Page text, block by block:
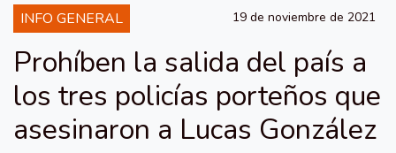
INFO GENERAL 19 de noviembre de 2021
Prohíben la salida del país a
los tres policías porteños que
asesinaron a Lucas González